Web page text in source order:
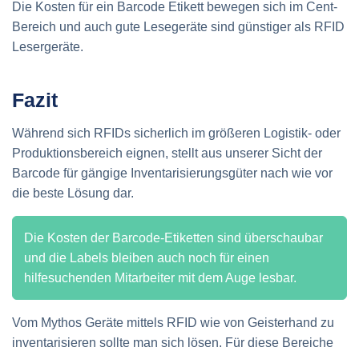
Die Kosten für ein Barcode Etikett bewegen sich im Cent-
Bereich und auch gute Lesegeräte sind günstiger als RFID
Lesergeräte.
Fazit
Während sich RFIDs sicherlich im größeren Logistik- oder
Produktionsbereich eignen, stellt aus unserer Sicht der
Barcode für gängige Inventarisierungsgüter nach wie vor
die beste Lösung dar.
Die Kosten der Barcode-Etiketten sind überschaubar
und die Labels bleiben auch noch für einen
hilfesuchenden Mitarbeiter mit dem Auge lesbar.
Vom Mythos Geräte mittels RFID wie von Geisterhand zu
inventarisieren sollte man sich lösen. Für diese Bereiche